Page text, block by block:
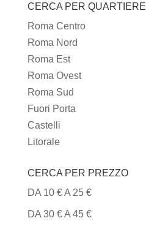
TIPI
DI
CUCINA
CERCA PER QUARTIERE
Roma Centro
Roma Nord
Roma Est
Roma Ovest
Roma Sud
Fuori Porta
Castelli
Litorale
CERCA PER PREZZO
DA 10 € A 25 €
DA 30 € A 45 €